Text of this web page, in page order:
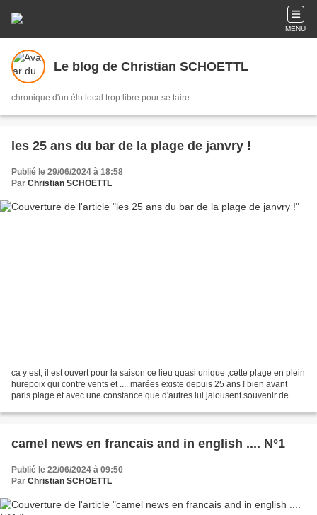
MENU
Le blog de Christian SCHOETTL
chronique d'un élu local trop libre pour se taire
les 25 ans du bar de la plage de janvry !
Publié le 29/06/2024 à 18:58
Par Christian SCHOETTL
ca y est, il est ouvert pour la saison ce lieu quasi unique ,cette plage en plein
hurepoix qui contre vents et .... marées existe depuis 25 ans ! bien avant
paris plage et avec une constance que d'autres lui jalousent souvenir de
camel news en francais and in english .... N°1
Publié le 22/06/2024 à 09:50
Par Christian SCHOETTL